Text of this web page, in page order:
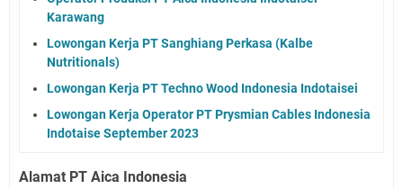
Karawang
Lowongan Kerja PT Sanghiang Perkasa (Kalbe
Nutritionals)
Lowongan Kerja PT Techno Wood Indonesia Indotaisei
Lowongan Kerja Operator PT Prysmian Cables Indonesia
Indotaise September 2023
Alamat PT Aica Indonesia